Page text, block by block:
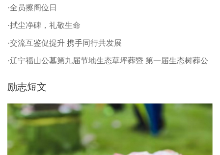
·全员擦阁位日
·拭尘净碑，礼敬生命
·交流互鉴促提升 携手同行共发展
·辽宁福山公墓第九届节地生态草坪葬暨 第一届生态树葬公
励志短文